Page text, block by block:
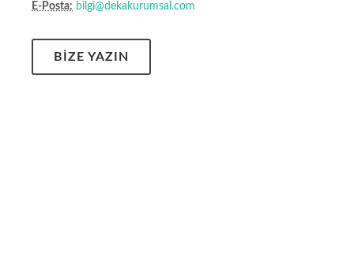
E-Posta: bilgi@dekakurumsal.com
BIZE YAZIN